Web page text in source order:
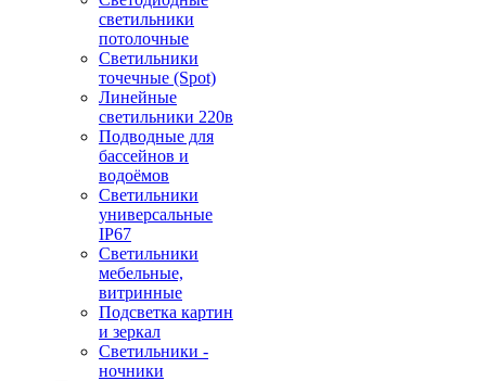
светильники
потолочные
Светильники
точечные (Spot)
Линейные
светильники 220в
Подводные для
бассейнов и
водоёмов
Светильники
универсальные
IP67
Светильники
мебельные,
витринные
Подсветка картин
и зеркал
Светильники -
ночники